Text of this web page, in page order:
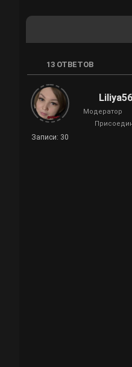
13 ОТВЕТОВ
Записи: 30
Модератор